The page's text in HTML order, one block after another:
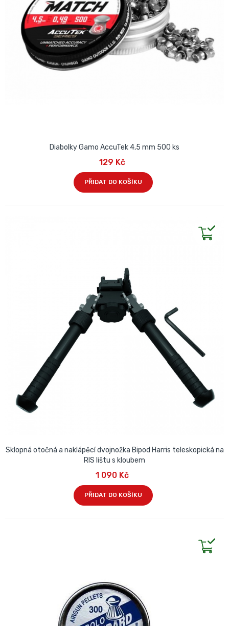
Diabolky Gamo AccuTek 4,5 mm 500 ks
129 Kč
PŘIDAT DO KOŠÍKU
Sklopná otočná a naklápěcí dvojnožka Bipod Harris teleskopická na
RIS lištu s kloubem
1 090 Kč
PŘIDAT DO KOŠÍKU